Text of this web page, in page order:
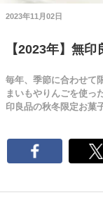
2023年11月02日
【2023年】無
毎年、季節に合わせて
まいもやりんごを使っ
印良品の秋冬限定お菓